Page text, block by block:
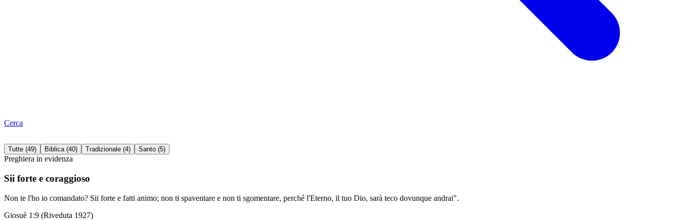
Cerca
Tutte (49) Biblica(40) Tradizionale (4) Santo (5)
Preghiera in evidenza
Sii forte e coraggioso
Non te l'ho io comandato? Sii forte e fatti animo; non ti spaventare e non ti sgomentare, perché l'Eterno, il tuo Dio, sarà teco dovunque andrai".
Giosuè 1:9 (Riveduta 1927)